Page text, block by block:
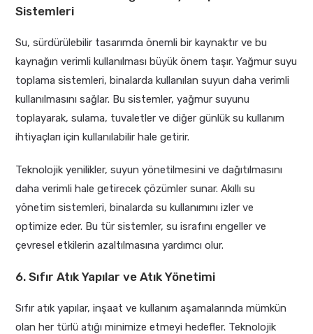
Sistemleri
Su, sürdürülebilir tasarımda önemli bir kaynaktır ve bu
kaynağın verimli kullanılması büyük önem taşır. Yağmur suyu
toplama sistemleri, binalarda kullanılan suyun daha verimli
kullanılmasını sağlar. Bu sistemler, yağmur suyunu
toplayarak, sulama, tuvaletler ve diğer günlük su kullanım
ihtiyaçları için kullanılabilir hale getirir.
Teknolojik yenilikler, suyun yönetilmesini ve dağıtılmasını
daha verimli hale getirecek çözümler sunar. Akıllı su
yönetim sistemleri, binalarda su kullanımını izler ve
optimize eder. Bu tür sistemler, su israfını engeller ve
çevresel etkilerin azaltılmasına yardımcı olur.
6. Sıfır Atık Yapılar ve Atık Yönetimi
Sıfır atık yapılar, inşaat ve kullanım aşamalarında mümkün
olan her türlü atığı minimize etmeyi hedefler. Teknolojik